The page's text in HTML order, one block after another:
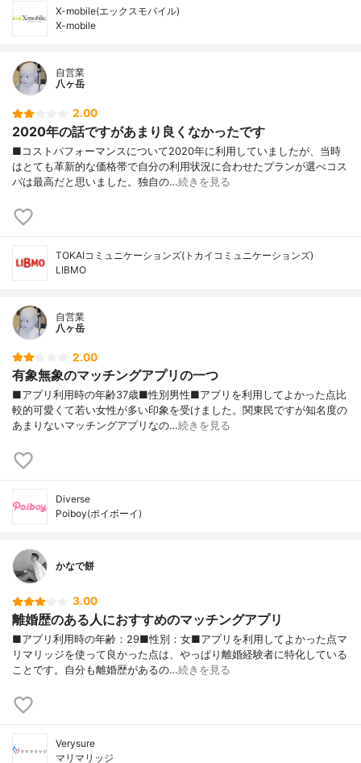
X-mobile(エックスモバイル)
X-mobile
自営業
八ヶ岳
2.00
2020年の話ですがあまり良くなかったです
■コストパフォーマンスについて2020年に利用していましたが、当時
はとても革新的な価格帯で自分の利用状況に合わせたプランが選べコス
パは最高だと思いました。独自の…続きを見る
TOKAIコミュニケーションズ(トカイコミュニケーションズ)
LIBMO
自営業
八ヶ岳
2.00
有象無象のマッチングアプリの一つ
■アプリ利用時の年齢37歳■性別男性■アプリを利用してよかった点比
較的可愛くて若い女性が多い印象を受けました。関東民ですが知名度の
あまりないマッチングアプリなの…続きを見る
Diverse
Poiboy(ポイボーイ)
かなで餅
3.00
離婚歴のある人におすすめのマッチングアプリ
■アプリ利用時の年齢：29■性別：女■アプリを利用してよかった点マ
リマリッジを使って良かった点は、やっぱり離婚経験者に特化している
ことです。自分も離婚歴があるの…続きを見る
Verysure
マリマリッジ